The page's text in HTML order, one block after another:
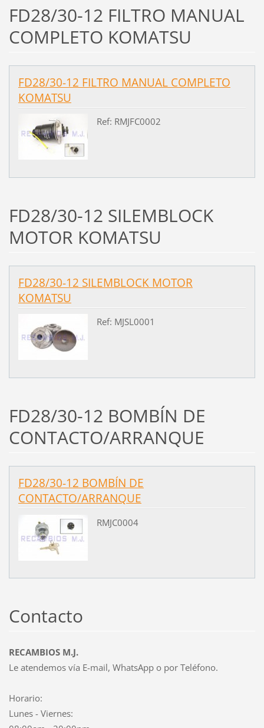
FD28/30-12 FILTRO MANUAL
COMPLETO KOMATSU
FD28/30-12 FILTRO MANUAL COMPLETO
KOMATSU
Ref: RMJFC0002
FD28/30-12 SILEMBLOCK
MOTOR KOMATSU
FD28/30-12 SILEMBLOCK MOTOR
KOMATSU
Ref: MJSL0001
FD28/30-12 BOMBÍN DE
CONTACTO/ARRANQUE
FD28/30-12 BOMBÍN DE
CONTACTO/ARRANQUE
RMJC0004
Contacto
RECAMBIOS M.J.
Le atendemos vía E-mail, WhatsApp o por Teléfono.
Horario:
Lunes - Viernes: